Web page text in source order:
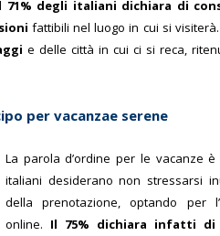
71% degli italiani dichiara di
fattibili nel luogo in cui si
e delle città in cui ci si reca,
per vacanzae serene
La parola d’ordine per le vacanze è
italiani desiderano non stressarsi
della prenotazione, optando per
online. Il 75% dichiara infatti